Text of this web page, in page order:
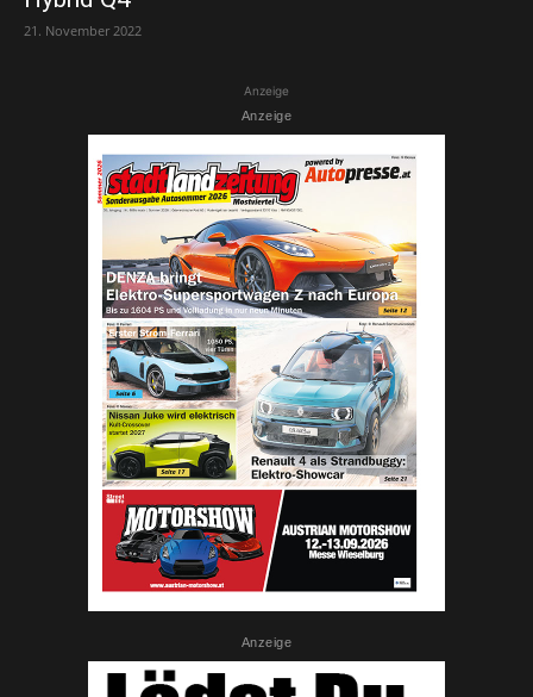
21. November 2022
Anzeige
Anzeige
Anzeige